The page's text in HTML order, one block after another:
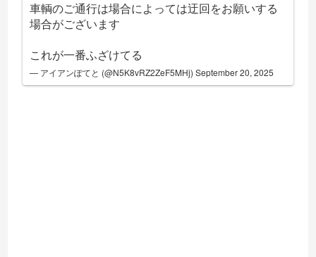
車輌のご通行は場合によっては迂回をお願いする
場合がございます
これが一番ふざけてる
— アイアンぽてと (@N5K8vRZ2ZeF5MHj)September 20, 2025